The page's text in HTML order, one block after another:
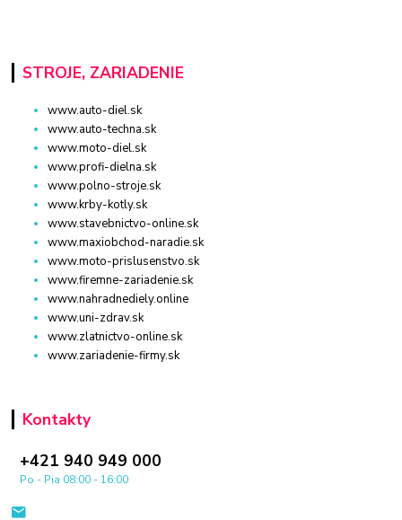
STROJE, ZARIADENIE
www.auto-diel.sk
www.auto-techna.sk
www.moto-diel.sk
www.profi-dielna.sk
www.polno-stroje.sk
www.krby-kotly.sk
www.stavebnictvo-online.sk
www.maxiobchod-naradie.sk
www.moto-prislusenstvo.sk
www.firemne-zariadenie.sk
www.nahradnediely.online
www.uni-zdrav.sk
www.zlatnictvo-online.sk
www.zariadenie-firmy.sk
Kontakty
+421 940 949 000
Po - Pia 08:00 - 16:00